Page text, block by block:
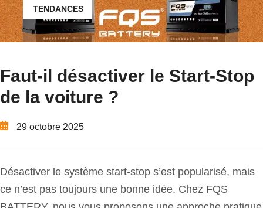
TENDANCES
Faut-il désactiver le Start-Stop
de la voiture ?
29 octobre 2025
Désactiver le système start-stop s’est popularisé, mais
ce n’est pas toujours une bonne idée. Chez FQS